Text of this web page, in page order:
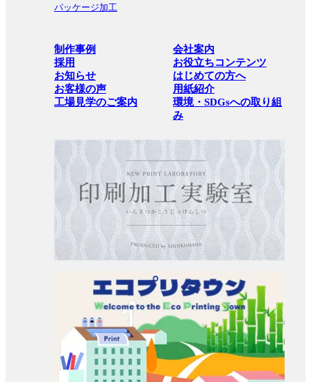
パッケージ加工
制作事例
会社案内
採用
お役立ちコンテンツ
お知らせ
はじめての方へ
お客様の声
用紙紹介
工場見学のご案内
環境・SDGsへの取り組
み